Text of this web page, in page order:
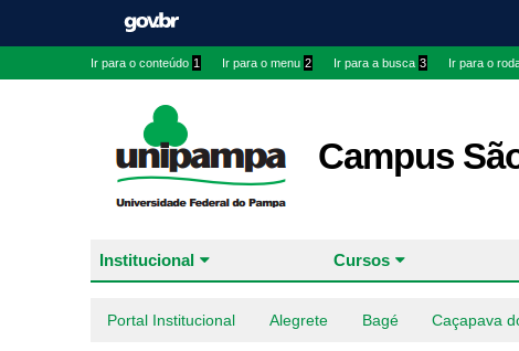
Ir para o conteúdo 1 Ir para o menu 2 Ir para a busca 3 Ir para o
Campus
Institucional Cursos
Portal Institucional Alegrete Bagé Caçapava